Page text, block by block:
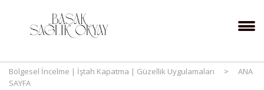
Bölgesel İncelme | İştah Kapatma | Güzellik Uygulamaları >
ANA
SAYFA